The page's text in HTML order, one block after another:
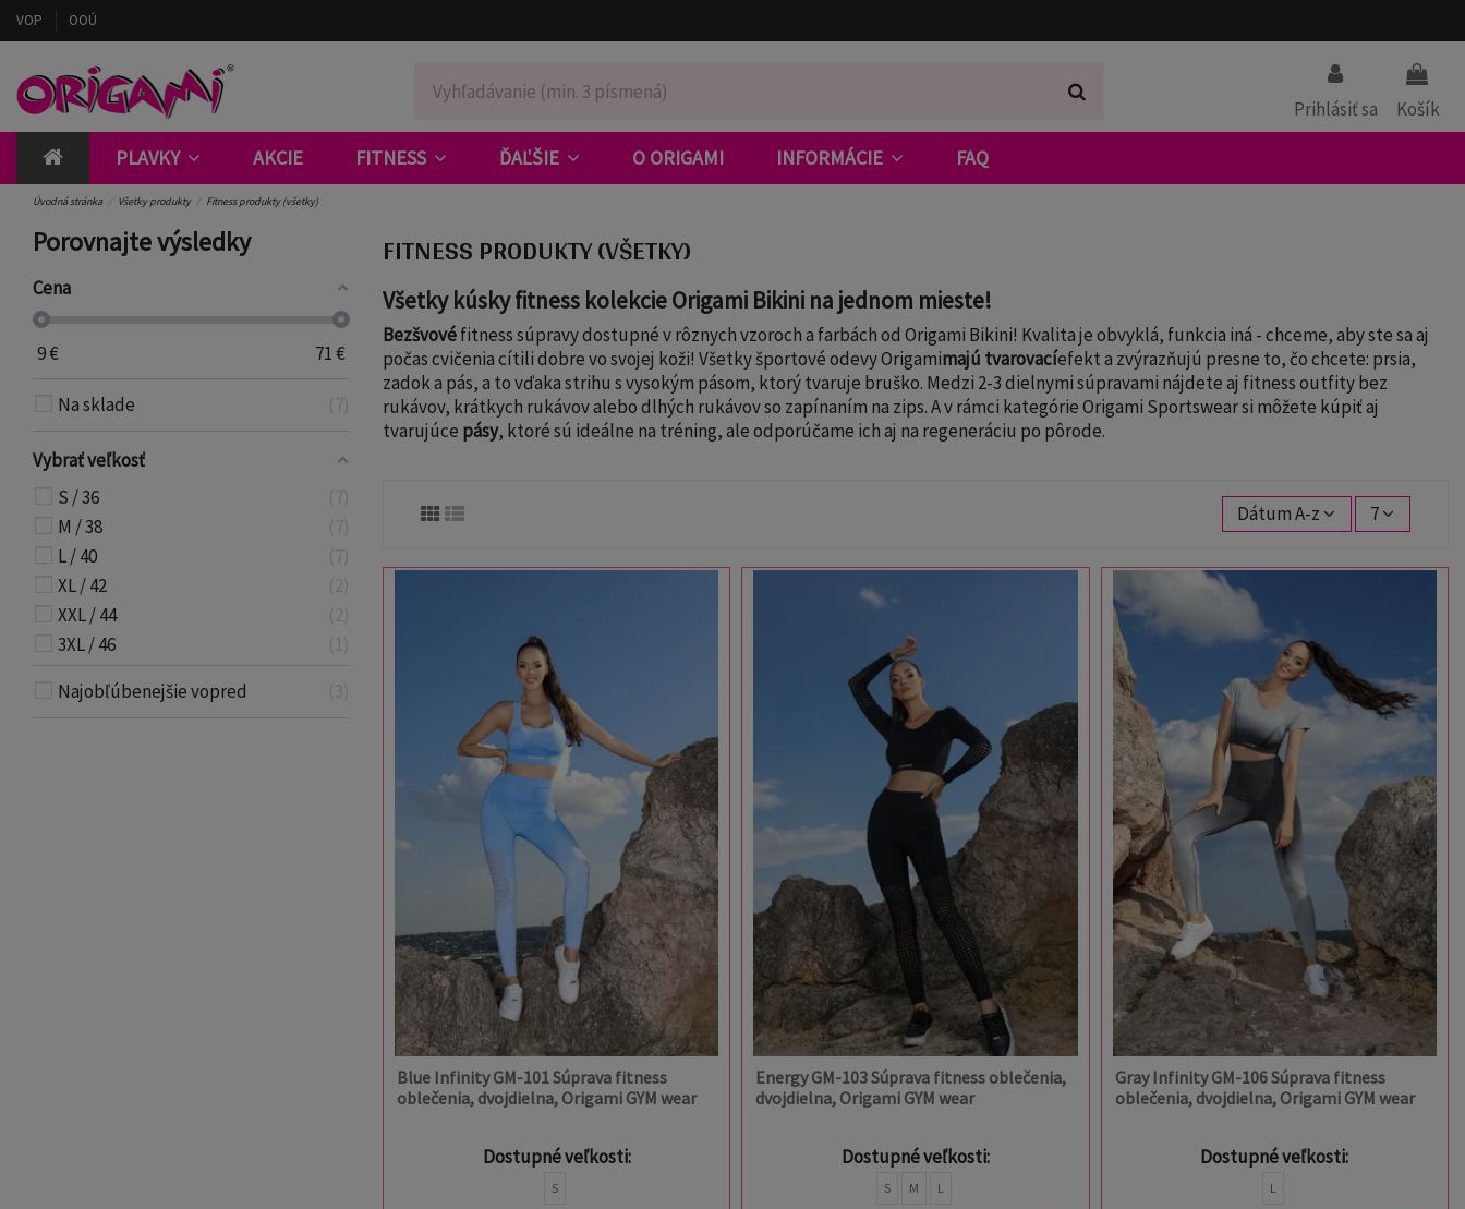
VOP OOÚ
Prihlásiť sa Košík
PLAVKY AKCIE FITNESS ĎAĽŠIE O ORIGAMI INFORMÁCIE FAQ
Úvodná stránka Všetky produkty Fitness produkty (všetky)
FITNESS PRODUKTY (VŠETKY)
Všetky kúsky fitness kolekcie Origami Bikini na jednom mieste!
Bezšvovéfitness súpravy dostupné v rôznych vzoroch a farbách od Origami Bikini! Kvalita je obvyklá, funkcia iná - chceme, aby ste sa aj
počas cvičenia cítili dobre vo svojej koži! Všetky športové odevy Origamimajú tvarovacíefekt a zvýrazňujú presne to, čo chcete: prsia,
zadok a pás, a to vďaka strihu s vysokým pásom, ktorý tvaruje bruško. Medzi 2-3 dielnymi súpravami nájdete aj fitness outfity bez
rukávov, krátkych rukávov alebo dlhých rukávov so zapínaním na zips. A v rámci kategórie Origami Sportswear si môžete kúpiť aj
tvarujúce pásy, ktoré sú ideálne na tréning, ale odporúčame ich aj na regeneráciu po pôrode.
Dátum A-z 7
Blue Infinity GM-101 Súprava fitness
oblečenia, dvojdielna, Origami GYM wear
Dostupné veľkosti:
S
Energy GM-103 Súprava fitness oblečenia,
dvojdielna, Origami GYM wear
Dostupné veľkosti:
S M L
Gray Infinity GM-106 Súprava fitness
oblečenia, dvojdielna, Origami GYM wear
Dostupné veľkosti:
L
Porovnajte výsledky
Cena
9€ 71€
Na sklade 7
Vybrať veľkosť
S / 36
7
M / 38
7
L / 40
7
XL / 42
2
XXL / 44
2
3XL / 46
1
Najobľúbenejšie vopred
3